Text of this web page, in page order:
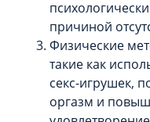
причиной
Физические
такие как
секс-игрушек,
оргазм и